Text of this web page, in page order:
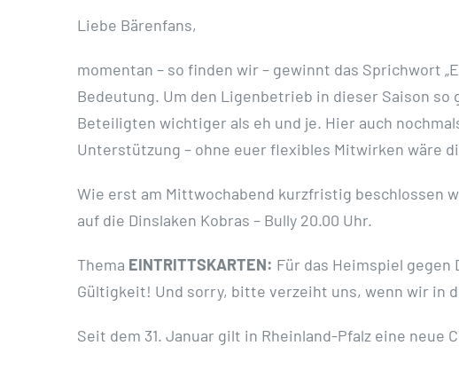
Liebe Bärenfans,
momentan – so finden wir – gewinnt das Sprichwort
Bedeutung. Um den Ligenbetrieb in dieser Saison
Beteiligten wichtiger als eh und je. Hier auch
Unterstützung – ohne euer flexibles Mitwirken wäre
Wie erst am Mittwochabend kurzfristig beschlossen
auf die Dinslaken Kobras – Bully 20.00 Uhr.
Thema EINTRITTSKARTEN: Für das Heimspiel
Gültigkeit! Und sorry, bitte verzeiht uns, wenn wir in
Seit dem 31. Januar gilt in Rheinland-Pfalz eine neue